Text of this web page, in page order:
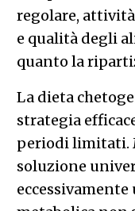
regolare,
e qualità degli
quanto la
La dieta
strategia
periodi limitati.
soluzione
eccessivamente